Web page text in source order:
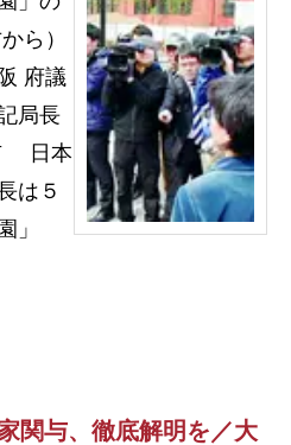
ら）
府議
局長
日本
は５
」
関与、徹底解明を／大